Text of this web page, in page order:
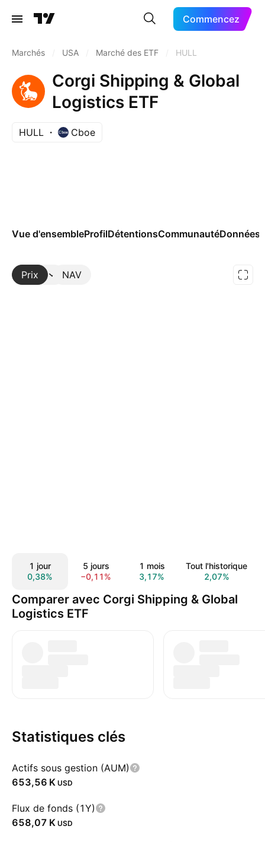
Commencez
Marchés USA Marché des ETF HULL
Corgi Shipping & Global
Logistics ETF
HULL Cboe
Vue d'ensembleProfilDétentionsCommunautéDonnées
Prix NAV
Plus
1 jour
0,38%
5 jours
−0,11%
1 mois
3,17%
Tout l'historique
2,07%
Comparer avec Corgi Shipping & Global
Logistics ETF
Statistiques clés
Actifs sous gestion (AUM)
‪653,56 K‬ USD
Flux de fonds (1Y)
‪658,07 K‬ USD